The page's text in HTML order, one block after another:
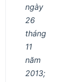
window
ngày
26
tháng
11
năm
2013;